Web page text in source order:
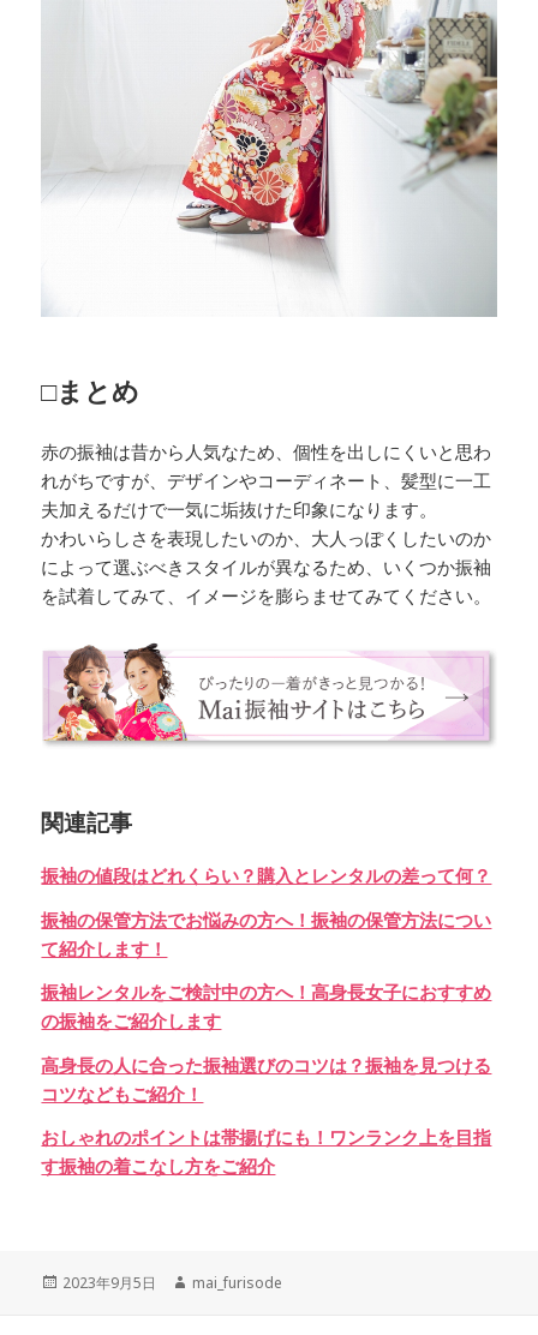
□まとめ
赤の振袖は昔から人気なため、個性を出しにくいと思わ
れがちですが、デザインやコーディネート、髪型に一工
夫加えるだけで一気に垢抜けた印象になります。
かわいらしさを表現したいのか、大人っぽくしたいのか
によって選ぶべきスタイルが異なるため、いくつか振袖
を試着してみて、イメージを膨らませてみてください。
関連記事
振袖の値段はどれくらい？購入とレンタルの差って何？
振袖の保管方法でお悩みの方へ！振袖の保管方法につい
て紹介します！
振袖レンタルをご検討中の方へ！高身長女子におすすめ
の振袖をご紹介します
高身長の人に合った振袖選びのコツは？振袖を見つける
コツなどもご紹介！
おしゃれのポイントは帯揚げにも！ワンランク上を目指
す振袖の着こなし方をご紹介
Posted
2023年9月5日 Author
mai_furisode